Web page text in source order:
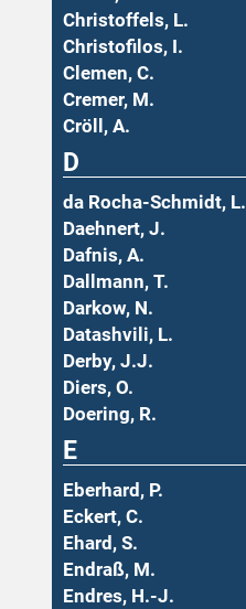
Christoffels, L.
Christofilos, I.
Clemen, C.
Cremer, M.
Cröll, A.
D
da Rocha-Schmidt, L.
Daehnert, J.
Dafnis, A.
Dallmann, T.
Darkow, N.
Datashvili, L.
Derby, J.J.
Diers, O.
Doering, R.
E
Eberhard, P.
Eckert, C.
Ehard, S.
Endraß, M.
Endres, H.-J.